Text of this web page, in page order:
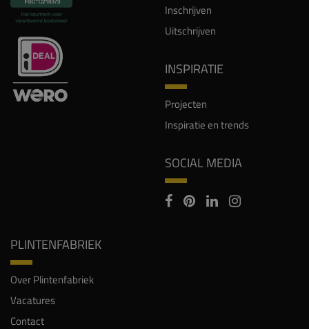
Inschrijven
Uitschrijven
INSPIRATIE
Projecten
Inspiratie en trends
SOCIAL MEDIA
PLINTENFABRIEK
Over Plintenfabriek
Vacatures
Contact